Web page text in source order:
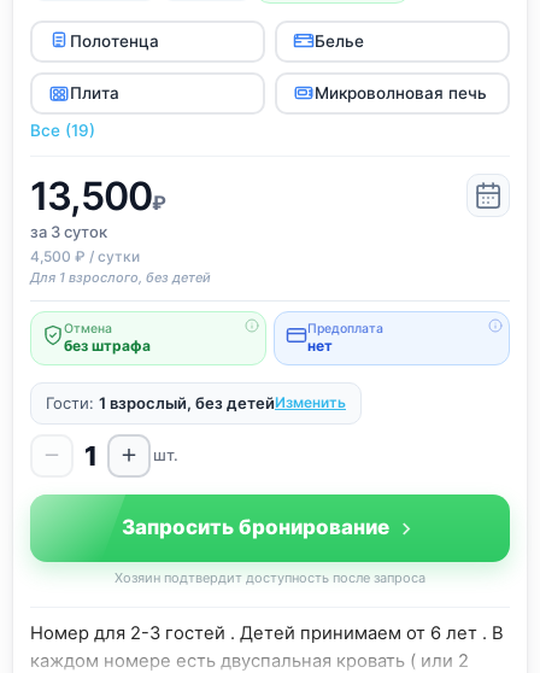
Полотенца Белье
Плита
Микроволновая печь
Все (19)
13,500₽
за 3суток
4,500 ₽ / сутки
Для 1 взрослого, без детей
Отмена
без штрафа
Предоплата
нет
Гости: 1 взрослый, без детейИзменить
1 шт.
Запросить бронирование
Хозяин подтвердит доступность после запроса
Номер для 2-3 гостей . Детей принимаем от 6 лет . В
каждом номере есть двуспальная кровать ( или 2